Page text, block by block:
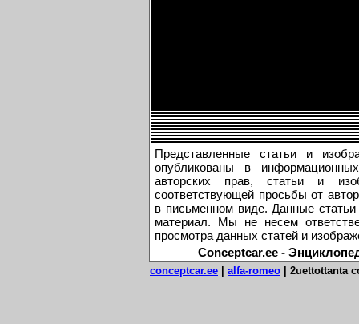
Представленные статьи и
опубликованы в
авторских прав, статьи и
соответствующей просьбы от
в письменном виде. Данные
материал. Мы не несем
просмотра данных статей и
Conceptcar.ee -
conceptcar.ee alfa-romeo 2uettottanta